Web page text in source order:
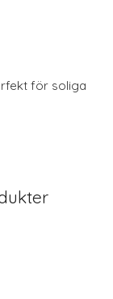
för soliga